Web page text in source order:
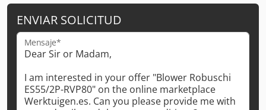
ENVIAR SOLICITUD
Mensaje*